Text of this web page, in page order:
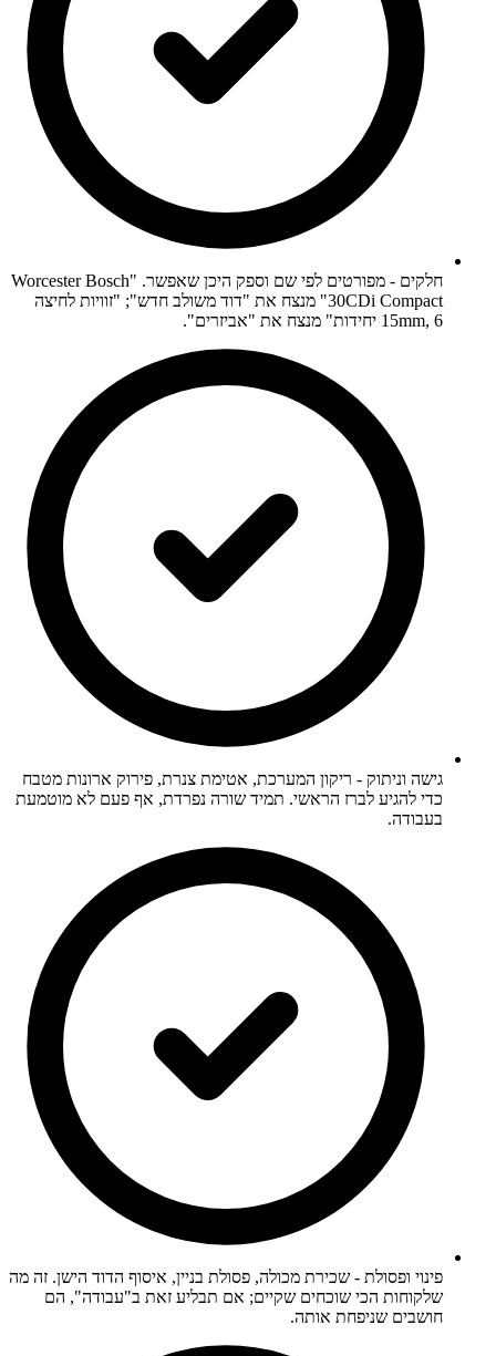
חלקים - מפורטים לפי שם וספק היכן שאפשר. "Worcester Bosch
30CDi Compact" מנצח את "דוד משולב חדש"; "זוויות לחיצה
15mm, 6 יחידות" מנצח את "אביזרים".
גישה וניתוק - ריקון המערכת, אטימת צנרת, פירוק ארונות מטבח
כדי להגיע לברז הראשי. תמיד שורה נפרדת, אף פעם לא מוטמעת
בעבודה.
פינוי ופסולת - שכירת מכולה, פסולת בניין, איסוף הדוד הישן. זה מה
שלקוחות הכי שוכחים שקיים; אם תבליע זאת ב"עבודה", הם
חושבים שניפחת אותה.